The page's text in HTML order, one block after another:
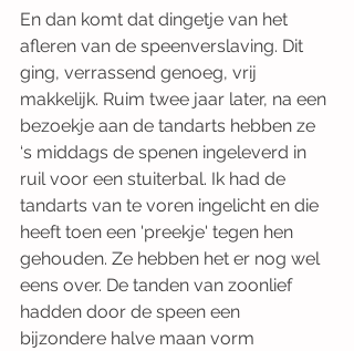
En dan komt dat dingetje van het
afleren van de speenverslaving. Dit
ging, verrassend genoeg, vrij
makkelijk. Ruim twee jaar later, na een
bezoekje aan de tandarts hebben ze
‘s middags de spenen ingeleverd in
ruil voor een stuiterbal. Ik had de
tandarts van te voren ingelicht en die
heeft toen een 'preekje' tegen hen
gehouden. Ze hebben het er nog wel
eens over. De tanden van zoonlief
hadden door de speen een
bijzondere halve maan vorm